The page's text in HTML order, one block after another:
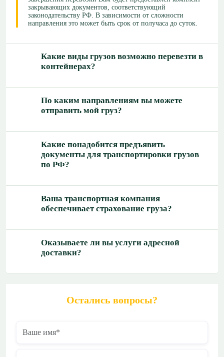
закрывающих документов, соответствующий
законодательству РФ. В зависимости от сложности
направления это может быть срок от получаса до суток.
Какие виды грузов возможно перевезти в
контейнерах?
По каким направлениям вы можете
отправить мой груз?
Какие понадобится предъявить
документы для транспортировки грузов
по РФ?
Ваша транспортная компания
обеспечивает страхование груза?
Оказываете ли вы услуги адресной
доставки?
Остались вопросы?